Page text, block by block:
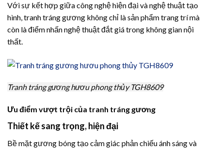
Với sự kết hợp giữa công nghệ hiện đại và nghệ thuật tạo
hình, tranh tráng gương không chỉ là sản phẩm trang trí mà
còn là điểm nhấn nghệ thuật đắt giá trong không gian nội
thất.
Tranh tráng gương hươu phong thủy TGH8609
Ưu điểm vượt trội của tranh tráng gương
Thiết kế sang trọng, hiện đại
Bề mặt gương bóng tạo cảm giác phản chiếu ánh sáng và